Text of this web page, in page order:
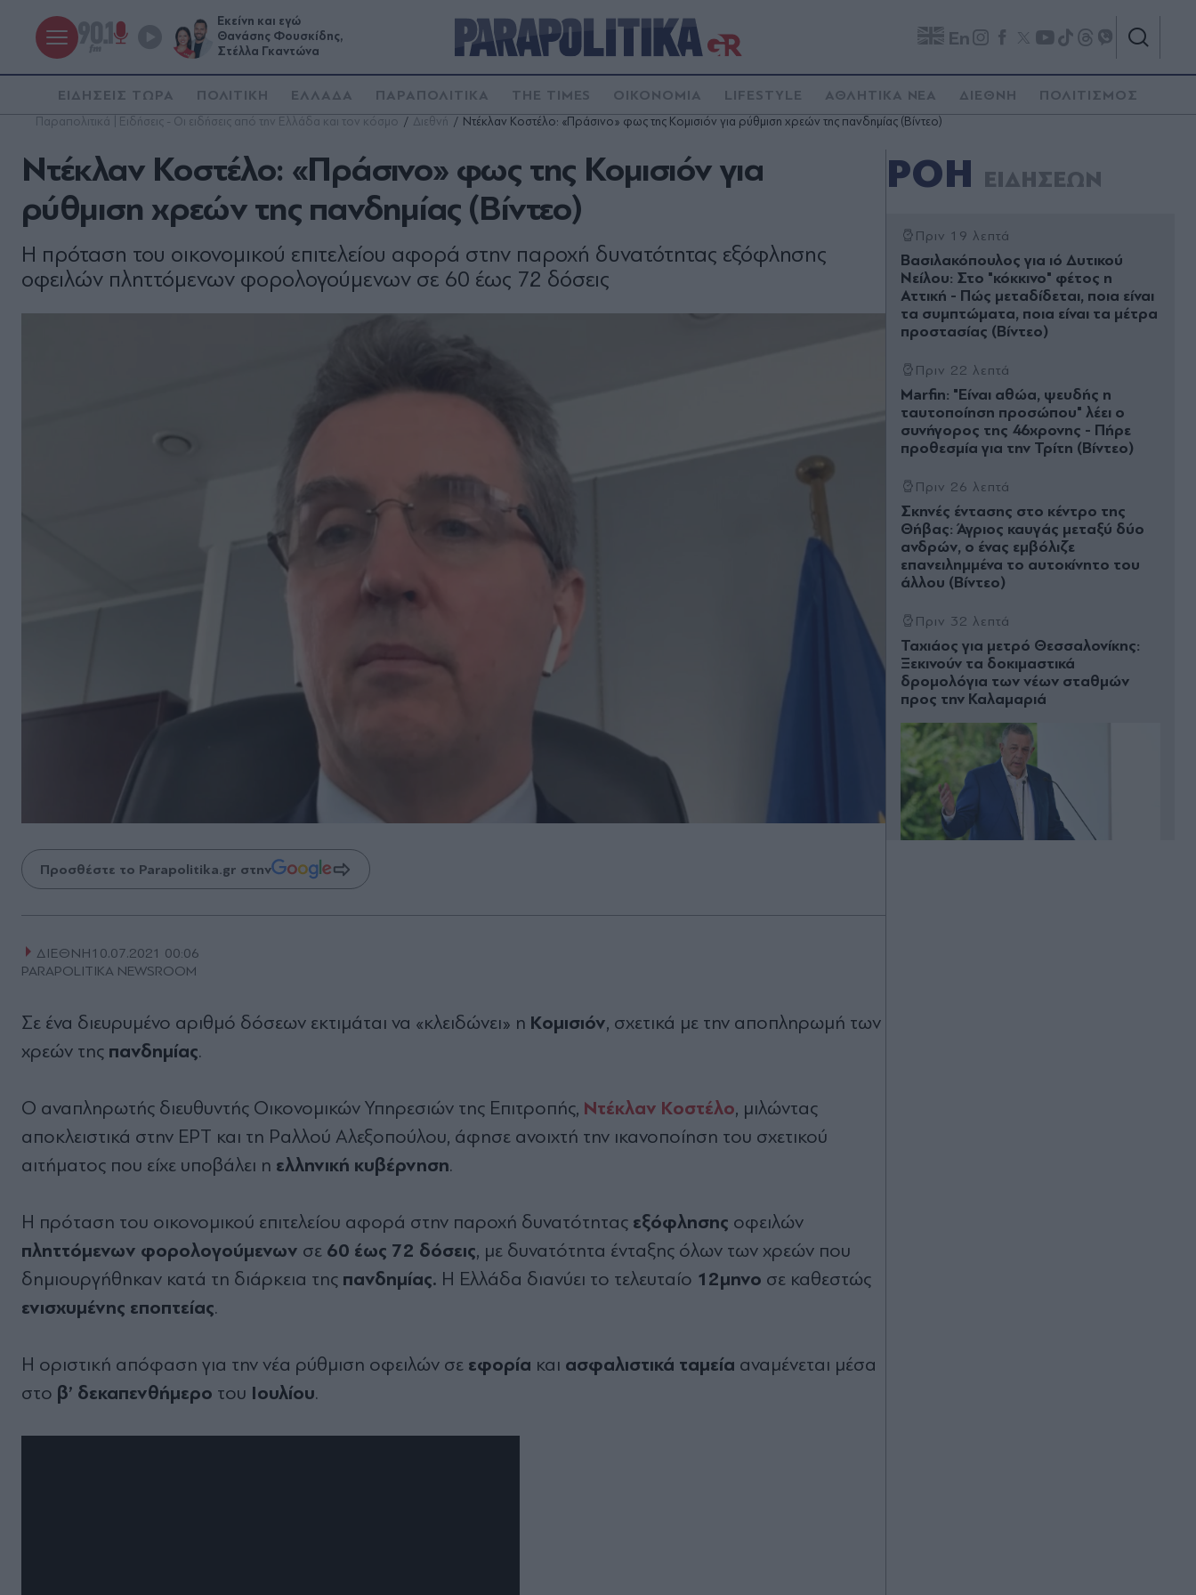
Εκείνη και εγώ
Θανάσης Φουσκίδης,
Στέλλα Γκαντώνα
En
ΕΙΔΗΣΕΙΣ ΤΩΡΑ ΠΟΛΙΤΙΚΗ ΕΛΛΑΔΑ ΠΑΡΑΠΟΛΙΤΙΚΑ THE TIMES ΟΙΚΟΝΟΜΙΑ LIFESTYLE ΑΘΛΗΤΙΚΑ ΝΕΑ ΔΙΕΘΝΗ ΠΟΛΙΤΙΣΜΟΣ
Παραπολιτικά | Ειδήσεις - Οι ειδήσεις από την Ελλάδα και τον κόσμο Διεθνή Ντέκλαν Κοστέλο: «Πράσινο» φως της Κομισιόν για ρύθμιση χρεών της πανδημίας (Βίντεο)
Ντέκλαν Κοστέλο: «Πράσινο» φως της Κομισιόν για
ρύθμιση χρεών της πανδημίας (Βίντεο)
Η πρόταση του οικονομικού επιτελείου αφορά στην παροχή δυνατότητας εξόφλησης
οφειλών πληττόμενων φορολογούμενων σε 60 έως 72 δόσεις
Προσθέστε το Parapolitika.gr στην
ΔΙΕΘΝΗ10.07.2021 00:06
PARAPOLITIKA NEWSROOM
Σε ένα διευρυμένο αριθμό δόσεων εκτιμάται να «κλειδώνει» η Κομισιόν, σχετικά με την αποπληρωμή των
χρεών της πανδημίας.
Ο αναπληρωτής διευθυντής Οικονομικών Υπηρεσιών της Επιτροπής, Ντέκλαν Κοστέλο, μιλώντας
αποκλειστικά στην ΕΡΤ και τη Ραλλού Αλεξοπούλου, άφησε ανοιχτή την ικανοποίηση του σχετικού
αιτήματος που είχε υποβάλει η ελληνική κυβέρνηση.
Η πρόταση του οικονομικού επιτελείου αφορά στην παροχή δυνατότητας εξόφλησης οφειλών
πληττόμενων φορολογούμενων σε 60 έως 72 δόσεις, με δυνατότητα ένταξης όλων των χρεών που
δημιουργήθηκαν κατά τη διάρκεια της πανδημίας. Η Ελλάδα διανύει το τελευταίο 12μηνο σε καθεστώς
ενισχυμένης εποπτείας.
Η οριστική απόφαση για την νέα ρύθμιση οφειλών σε εφορία και ασφαλιστικά ταμεία αναμένεται μέσα
στο β’ δεκαπενθήμερο του Ιουλίου.
ΡΟΗ ΕΙΔΗΣΕΩΝ
Πριν 19 λεπτά
Βασιλακόπουλος για ιό Δυτικού
Νείλου: Στο "κόκκινο" φέτος η
Αττική - Πώς μεταδίδεται, ποια είναι
τα συμπτώματα, ποια είναι τα μέτρα
προστασίας (Βίντεο)
Πριν 22 λεπτά
Marfin: "Είναι αθώα, ψευδής η
ταυτοποίηση προσώπου" λέει ο
συνήγορος της 46χρονης - Πήρε
προθεσμία για την Τρίτη (Βίντεο)
Πριν 26 λεπτά
Σκηνές έντασης στο κέντρο της
Θήβας: Άγριος καυγάς μεταξύ δύο
ανδρών, ο ένας εμβόλιζε
επανειλημμένα το αυτοκίνητο του
άλλου (Βίντεο)
Πριν 32 λεπτά
Ταχιάος για μετρό Θεσσαλονίκης:
Ξεκινούν τα δοκιμαστικά
δρομολόγια των νέων σταθμών
προς την Καλαμαριά